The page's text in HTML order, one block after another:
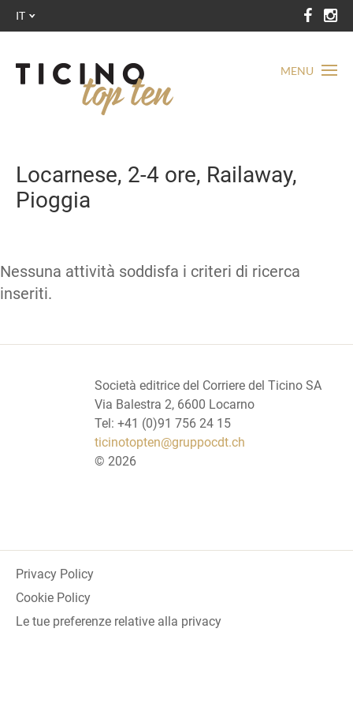
MENU
IT
Locarnese, 2-4 ore, Railaway,
Pioggia
Nessuna attività soddisfa i criteri di ricerca
inseriti.
Società editrice del Corriere del Ticino SA
Via Balestra 2, 6600 Locarno
Tel: +41 (0)91 756 24 15
ticinotopten@gruppocdt.ch
© 2026
Privacy Policy
Cookie Policy
Le tue preferenze relative alla privacy